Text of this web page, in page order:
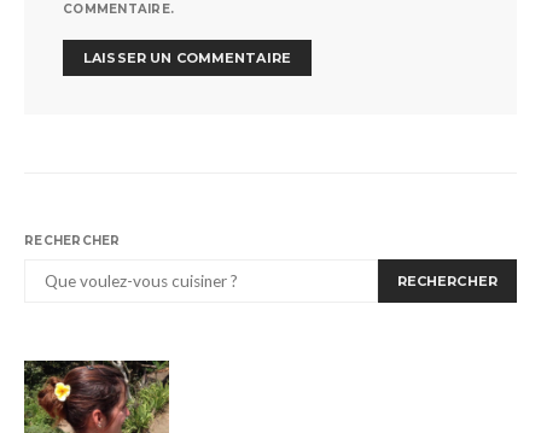
COMMENTAIRE.
RECHERCHER
RECHERCHER